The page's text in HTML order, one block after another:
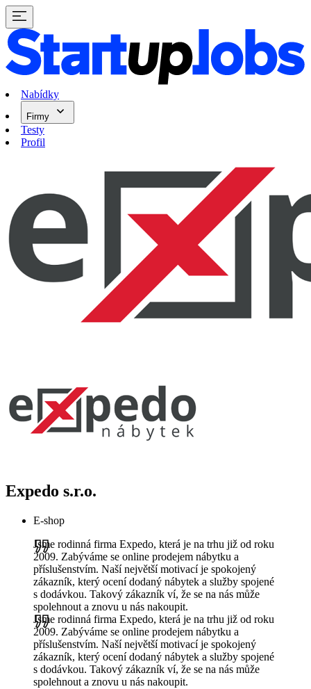
Nabídky
Firmy
Testy
Profil
Expedo s.r.o.
E-shop
Jsme rodinná firma Expedo, která je na trhu již od roku
2009. Zabýváme se online prodejem nábytku a
příslušenstvím. Naší největší motivací je spokojený
zákazník, který ocení dodaný nábytek a služby spojené
s dodávkou. Takový zákazník ví, že se na nás může
spolehnout a znovu u nás nakoupit.
Jsme rodinná firma Expedo, která je na trhu již od roku
2009. Zabýváme se online prodejem nábytku a
příslušenstvím. Naší největší motivací je spokojený
zákazník, který ocení dodaný nábytek a služby spojené
s dodávkou. Takový zákazník ví, že se na nás může
spolehnout a znovu u nás nakoupit.